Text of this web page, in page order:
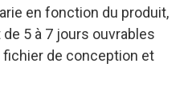
en fonction du produit,
5 à 7 jours ouvrables
de conception et